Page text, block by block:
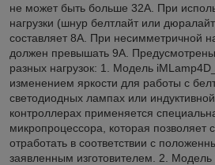
не может быть больше 32А. При
нагрузки (шнур белтлайт или
составляет 8А. При несимметричной
должен превышать 9А.
разных нагрузок: 1. Модель
изменением яркости для работы с
светодиодных лампах или
контроллерах применяется
микропроцессора, которая
отработать в соответствии с
заявленным изготовителем. 2.